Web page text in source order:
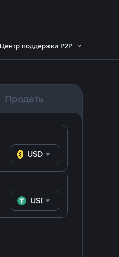
Центр поддержки P2P
Продать
USD
USDT